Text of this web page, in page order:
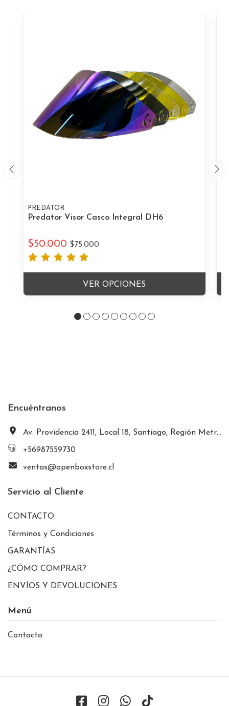
PREDATOR
Predator Visor Casco Integral DH6
$50.000 $75.000
VER OPCIONES
Encuéntranos
Av. Providencia 2411, Local 18, Santiago, Región Metropolitana, Chile
+56987559730
ventas@openboxstore.cl
Servicio al Cliente
CONTACTO
Términos y Condiciones
GARANTÍAS
¿CÓMO COMPRAR?
ENVÍOS Y DEVOLUCIONES
Menú
Contacto